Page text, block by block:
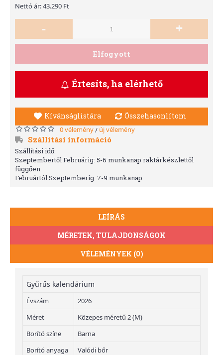
Nettó ár: 43.290 Ft
- +
Elfogyott
Értesíts, ha elérhető
Kívánságlistára Összehasonlítom
0 vélemény/ új vélemény
Szállítási információ
Szállítási idő:
Szeptembertől Februárig: 5-6 munkanap raktárkészlettől
függően.
Februártól Szeptemberig: 7-9 munkanap
LEÍRÁS
MÉRETEK, TULAJDONSÁGOK
VÉLEMÉNYEK (0)
Gyűrűs kalendárium
Évszám
2026
Méret
Közepes méretű 2 (M)
Borító színe
Barna
Borító anyaga
Valódi bőr